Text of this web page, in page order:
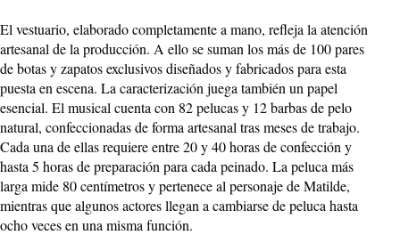
El vestuario, elaborado completamente a mano, refleja la atención
artesanal de la producción. A ello se suman los más de 100 pares
de botas y zapatos exclusivos diseñados y fabricados para esta
puesta en escena. La caracterización juega también un papel
esencial. El musical cuenta con 82 pelucas y 12 barbas de pelo
natural, confeccionadas de forma artesanal tras meses de trabajo.
Cada una de ellas requiere entre 20 y 40 horas de confección y
hasta 5 horas de preparación para cada peinado. La peluca más
larga mide 80 centímetros y pertenece al personaje de Matilde,
mientras que algunos actores llegan a cambiarse de peluca hasta
ocho veces en una misma función.